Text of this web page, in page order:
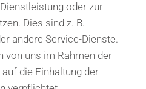
oder zur
Dies sind z. B.
andere Service-Dienste.
von uns im Rahmen der
die Einhaltung der